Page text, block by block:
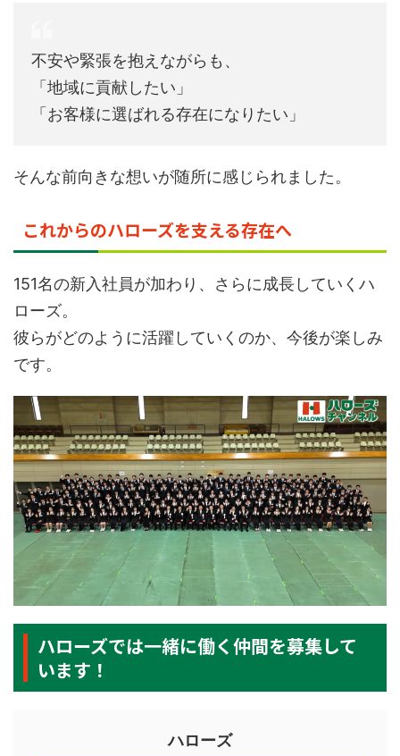
不安や緊張を抱えながらも、
「地域に貢献したい」
「お客様に選ばれる存在になりたい」
そんな前向きな想いが随所に感じられました。
これからのハローズを支える存在へ
151名の新入社員が加わり、さらに成長していくハ
ローズ。
彼らがどのように活躍していくのか、今後が楽しみ
です。
ハローズでは一緒に働く仲間を募集して
います！
ハローズ